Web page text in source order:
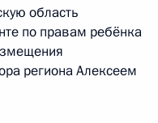
область
по правам ребёнка
региона Алексеем